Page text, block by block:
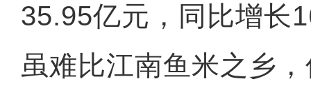
35.95亿元，同比增长
虽难比江南鱼米之乡